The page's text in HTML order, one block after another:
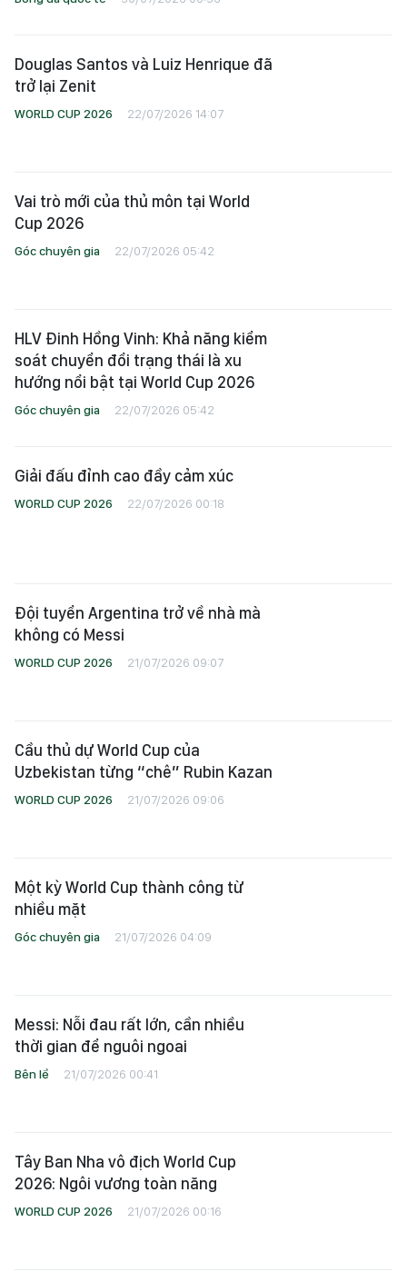
Douglas Santos và Luiz Henrique đã
trở lại Zenit
WORLD CUP 2026 22/07/2026 14:07
Vai trò mới của thủ môn tại World
Cup 2026
Góc chuyên gia 22/07/2026 05:42
HLV Đinh Hồng Vinh: Khả năng kiểm
soát chuyển đổi trạng thái là xu
hướng nổi bật tại World Cup 2026
Góc chuyên gia 22/07/2026 05:42
Giải đấu đỉnh cao đầy cảm xúc
WORLD CUP 2026 22/07/2026 00:18
Đội tuyển Argentina trở về nhà mà
không có Messi
WORLD CUP 2026 21/07/2026 09:07
Cầu thủ dự World Cup của
Uzbekistan từng “chê” Rubin Kazan
WORLD CUP 2026 21/07/2026 09:06
Một kỳ World Cup thành công từ
nhiều mặt
Góc chuyên gia 21/07/2026 04:09
Messi: Nỗi đau rất lớn, cần nhiều
thời gian để nguôi ngoai
Bên lề 21/07/2026 00:41
Tây Ban Nha vô địch World Cup
2026: Ngôi vương toàn năng
WORLD CUP 2026 21/07/2026 00:16